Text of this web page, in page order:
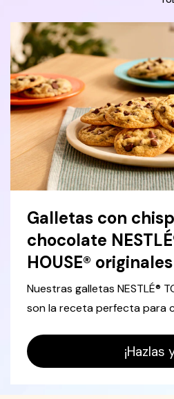
Galletas con
chocolate
HOUSE® originales
Nuestras galletas NESTLÉ®
son la receta perfecta para
¡Hazlas